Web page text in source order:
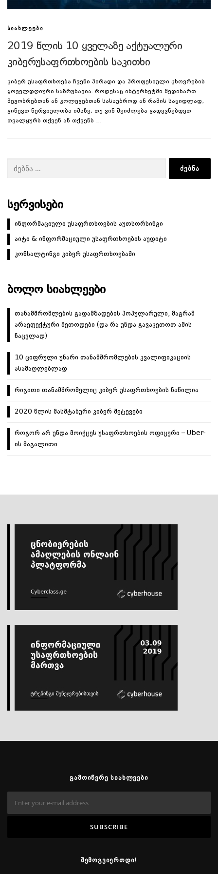
ᲡᲘᲐᲮᲚᲔᲔᲑᲘ
2019 წლის 10 ყველაზე აქტუალური
კიბერუსაფრთხოების საკითხი
კიბერ უსაფრთხოება ჩვენი პირადი და პროფესიული ცხოვრების
ყოველდღიური საზრუნავია. როდესაც ინტერნეტში შედიხართ
მეგობრებთან ან კოლეგებთან სასაუბროდ ან რამის საყიდლად,
გიწევთ ნერვიულობა იმაზე, თუ ვინ შეიძლება გადევნებდეთ
თვალყურს თქვენ ან თქვენს …
ᲡᲔᲠᲕᲘᲡᲔᲑᲘ
ინფორმაციული უსაფრთხოების აუთსორსინგი
აიტი & ინფორმაციული უსაფრთხოების აუდიტი
კონსალტინგი კიბერ უსაფრთხოებაში
ᲑᲝᲚᲝ ᲡᲘᲐᲮᲚᲔᲔᲑᲘ
თანამშრომლების გადამზადების პოპულარული, მაგრამ
არაეფექტური მეთოდები (და რა უნდა გავაკეთოთ ამის
ნაცვლად)
10 ციფრული უნარი თანამშრომლების კვალიფიკაციის
ასამაღლებლად
რიგითი თანამშრომელიც კიბერ უსაფრთხოების ნაწილია
2020 წლის მასშტაბური კიბერ შეტევები
როგორ არ უნდა მოიქცეს უსაფრთხოების ოფიცერი – Uber-
ის მაგალითი
ᲒᲐᲛᲝᲘᲬᲔᲠᲔ ᲡᲘᲐᲮᲚᲔᲔᲑᲘ
ᲨᲔᲛᲝᲒᲕᲘᲔᲠᲗᲓᲘ!